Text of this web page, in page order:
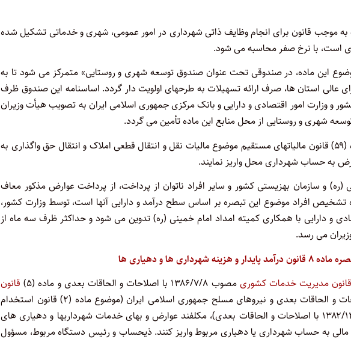
به موجب قانون برای انجام وظایف ذاتی شهرداری در امور عمومی، شهری و خدماتی تشکیل شده
این ماده، در صندوقی تحت عنوان صندوق توسعه شهری و روستایی» متمرکز می شود تا به
استان ها، صرف ارائه تسهیلات به طرحهای اولویت دار گردد. اساسنامه این صندوق ظرف
و وزارت امور اقتصادی و دارایی و بانک مرکزی جمهوری اسلامی ایران به تصویب هیأت وزیران
شهری و روستایی از محل منابع این ماده تأمین می گردد.
مالکین موظفند هنگام پرداخت مالیات ماده (۵۹) قانون مالیاتهای مستقیم موضوع مالیات نقل و انتقال قطعی املاک و انتقال حق واگذاری به
و سازمان بهزیستی کشور و سایر افراد ناتوان از پرداخت، از پرداخت عوارض مذکور معاف
تشخیص افراد موضوع این تبصره بر اساس سطح درآمد و دارایی آنها است، توسط وزارت کشور،
و دارایی با همکاری کمیته امداد امام خمینی (ره) تدوین می شود و حداکثر ظرف سه ماه از
می رسد.
شهرداری ها و دهیاری ها
قانون مدیریت خدمات کشوری مصوب ۱۳۸۶/۷/۸ با اصلاحات و الحاقات بعدی و ماده (۵)
قانون
مصوب ۱۳۶۶/۶/۱ با اصلاحات و الحاقات بعدی و نیروهای مسلح جمهوری اسلامی ایران (موضوع ماده (۲) قانون استخدام
نیروی انتظامی جمهوری اسلامی ایران مصوب ۱۳۸۲/۱۲/۲۰ با اصلاحات و الحاقات بعدی)، مکلفند عوارض و بهای خدمات شهرداریها و دهیاری های
مالی به حساب شهرداری یا دهیاری مربوط واریز کنند. ذیحساب و رئیس دستگاه مربوط، مسؤول